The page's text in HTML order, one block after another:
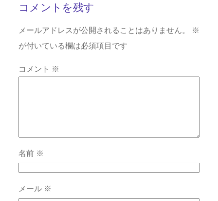
コメントを残す
メールアドレスが公開されることはありません。
※
が付いている欄は必須項目です
コメント ※
名前 ※
メール ※